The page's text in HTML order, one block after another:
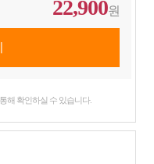
22,900원
해 확인하실 수 있습니다.